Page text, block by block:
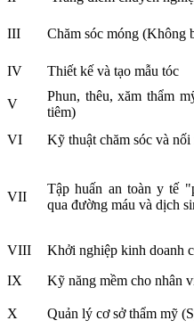
III Chăm sóc móng (Không
IV Thiết kế và tạo mẫu tóc
V
Phun, thêu, xăm thẩm
tiêm)
VI Kỹ thuật chăm sóc và nối
VII
Tập huấn an toàn y tế
qua đường máu và dịch
VIII Khởi nghiệp kinh doanh
IX
Kỹ năng mềm cho nhân
X Quản lý cơ sở thẩm mỹ